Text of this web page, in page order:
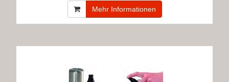
Mehr Informationen